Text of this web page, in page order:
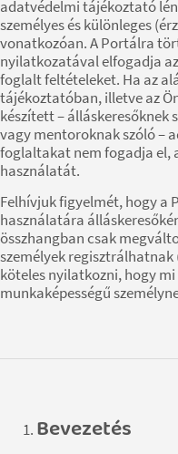
adatvédelmi tájékoztató
személyes és különleges
vonatkozóan. A Portálra
nyilatkozatával elfogadja
foglalt feltételeket. Ha az
tájékoztatóban, illetve az
készített – álláskeresőknek
vagy mentoroknak szóló –
foglaltakat nem fogadja el,
használatát.
Felhívjuk figyelmét, hogy a
használatára
összhangban csak
személyek
köteles nyilatkozni, hogy
munkaképességű
Bevezetés